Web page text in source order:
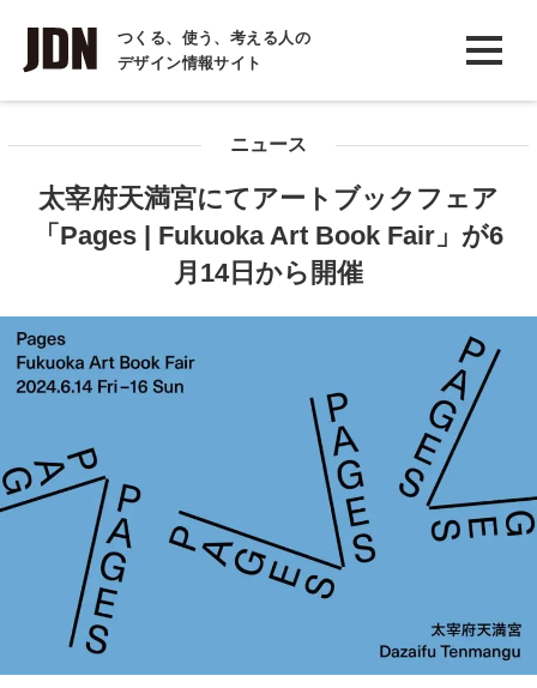
つくる、使う、考える人の
デザイン情報サイト
INTERVIEW
インタビュー
COLUMN
ニュース
太宰府天満宮にてアートブックフェア
「Pages | Fukuoka Art Book Fair」が6
月14日から開催